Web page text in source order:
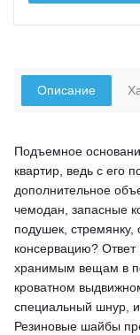
Описание
Подъемное
квартир, ведь с его
дополнительное
чемодан, запасные
подушек,
консервацию? Ответ
хранимым вещам в
кроватном
специальный шнур,
Резиновые шайбы